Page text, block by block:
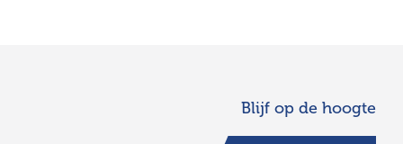
Blijf op de hoogte